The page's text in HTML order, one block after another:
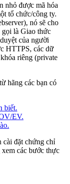
nhỏ được mã hóa
tổ chức/công ty.
nó sẽ cho
gọi là Giao thức
của người
HTTPS, các dữ
riêng (private
hãng các bạn có
biết.
EV.
cài đặt chứng chỉ
xem các bước thực